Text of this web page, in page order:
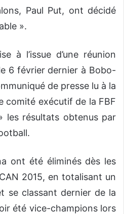
Paul Put, ont décidé
».
à l’issue d’une réunion
6 février dernier à Bobo-
de presse lu à la
comité exécutif de la FBF
les résultats obtenus par
ont été éliminés dès les
2015, en totalisant un
se classant dernier de la
été vice-champions lors